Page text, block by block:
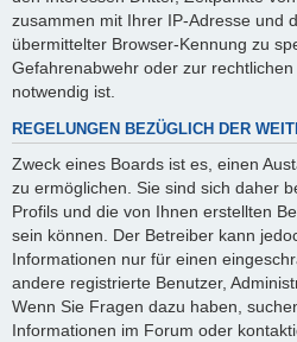
zusammen mit Ihrer IP-Adresse und
übermittelter Browser-Kennung zu
Gefahrenabwehr oder zur
notwendig ist.
REGELUNGEN BEZÜGLICH DER
Zweck eines Boards ist es, einen
zu ermöglichen. Sie sind sich daher
Profils und die von Ihnen erstellten
sein können. Der Betreiber kann
Informationen nur für einen
andere registrierte Benutzer,
Wenn Sie Fragen dazu haben,
Informationen im Forum oder